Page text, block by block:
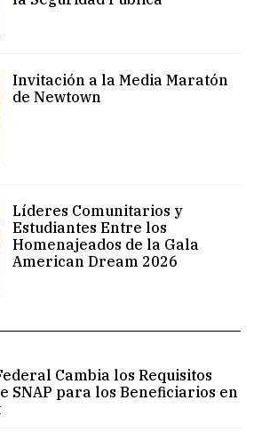
Invitación a la Media Maratón
de Newtown
Líderes Comunitarios y
Estudiantes Entre los
Homenajeados de la Gala
American Dream 2026
Cambia los Requisitos
SNAP para los Beneficiarios en